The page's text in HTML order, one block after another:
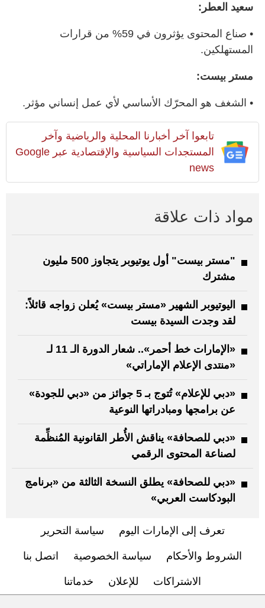
سعيد العطر:
• صناع المحتوى يؤثرون في 59% من قرارات
المستهلكين.
مستر بيست:
• الشغف هو المحرّك الأساسي لأي عمل إنساني مؤثر.
تابعوا آخر أخبارنا المحلية والرياضية وآخر
المستجدات السياسية والإقتصادية عبر Google
news
مواد ذات علاقة
"مستر بيست" أول يوتيوبر يتجاوز 500 مليون
مشترك
اليوتيوبر الشهير «مستر بيست» يُعلن زواجه قائلاً:
لقد وجدت السيدة بيست
«الإمارات خط أحمر».. شعار الدورة الـ 11 لـ
«منتدى الإعلام الإماراتي»
«دبي للإعلام» تُتوج بـ 5 جوائز من «دبي للجودة»
عن برامجها ومبادراتها النوعية
«دبي للصحافة» يناقش الأُطر القانونية المُنظِّمة
لصناعة المحتوى الرقمي
«دبي للصحافة» يطلق النسخة الثالثة من «برنامج
البودكاست العربي»
تعرف إلى الإمارات اليوم سياسة التحرير
الشروط والأحكام سياسة الخصوصية اتصل بنا
الاشتراكات للإعلان خدماتنا